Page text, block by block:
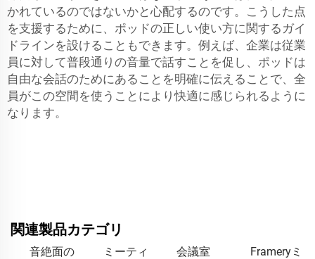
かれているのではないかと心配するのです。こうした点
を支援するために、ポッドの正しい使い方に関するガイ
ドラインを設けることもできます。例えば、企業は従業
員に対して普段通りの音量で話すことを促し、ポッドは
自由な会話のためにあることを明確に伝えることで、全
員がこの空間を使うことにより快適に感じられるように
なります。
関連製品カテゴリ
音絶面の
ミーティ
会議室
Frameryミ